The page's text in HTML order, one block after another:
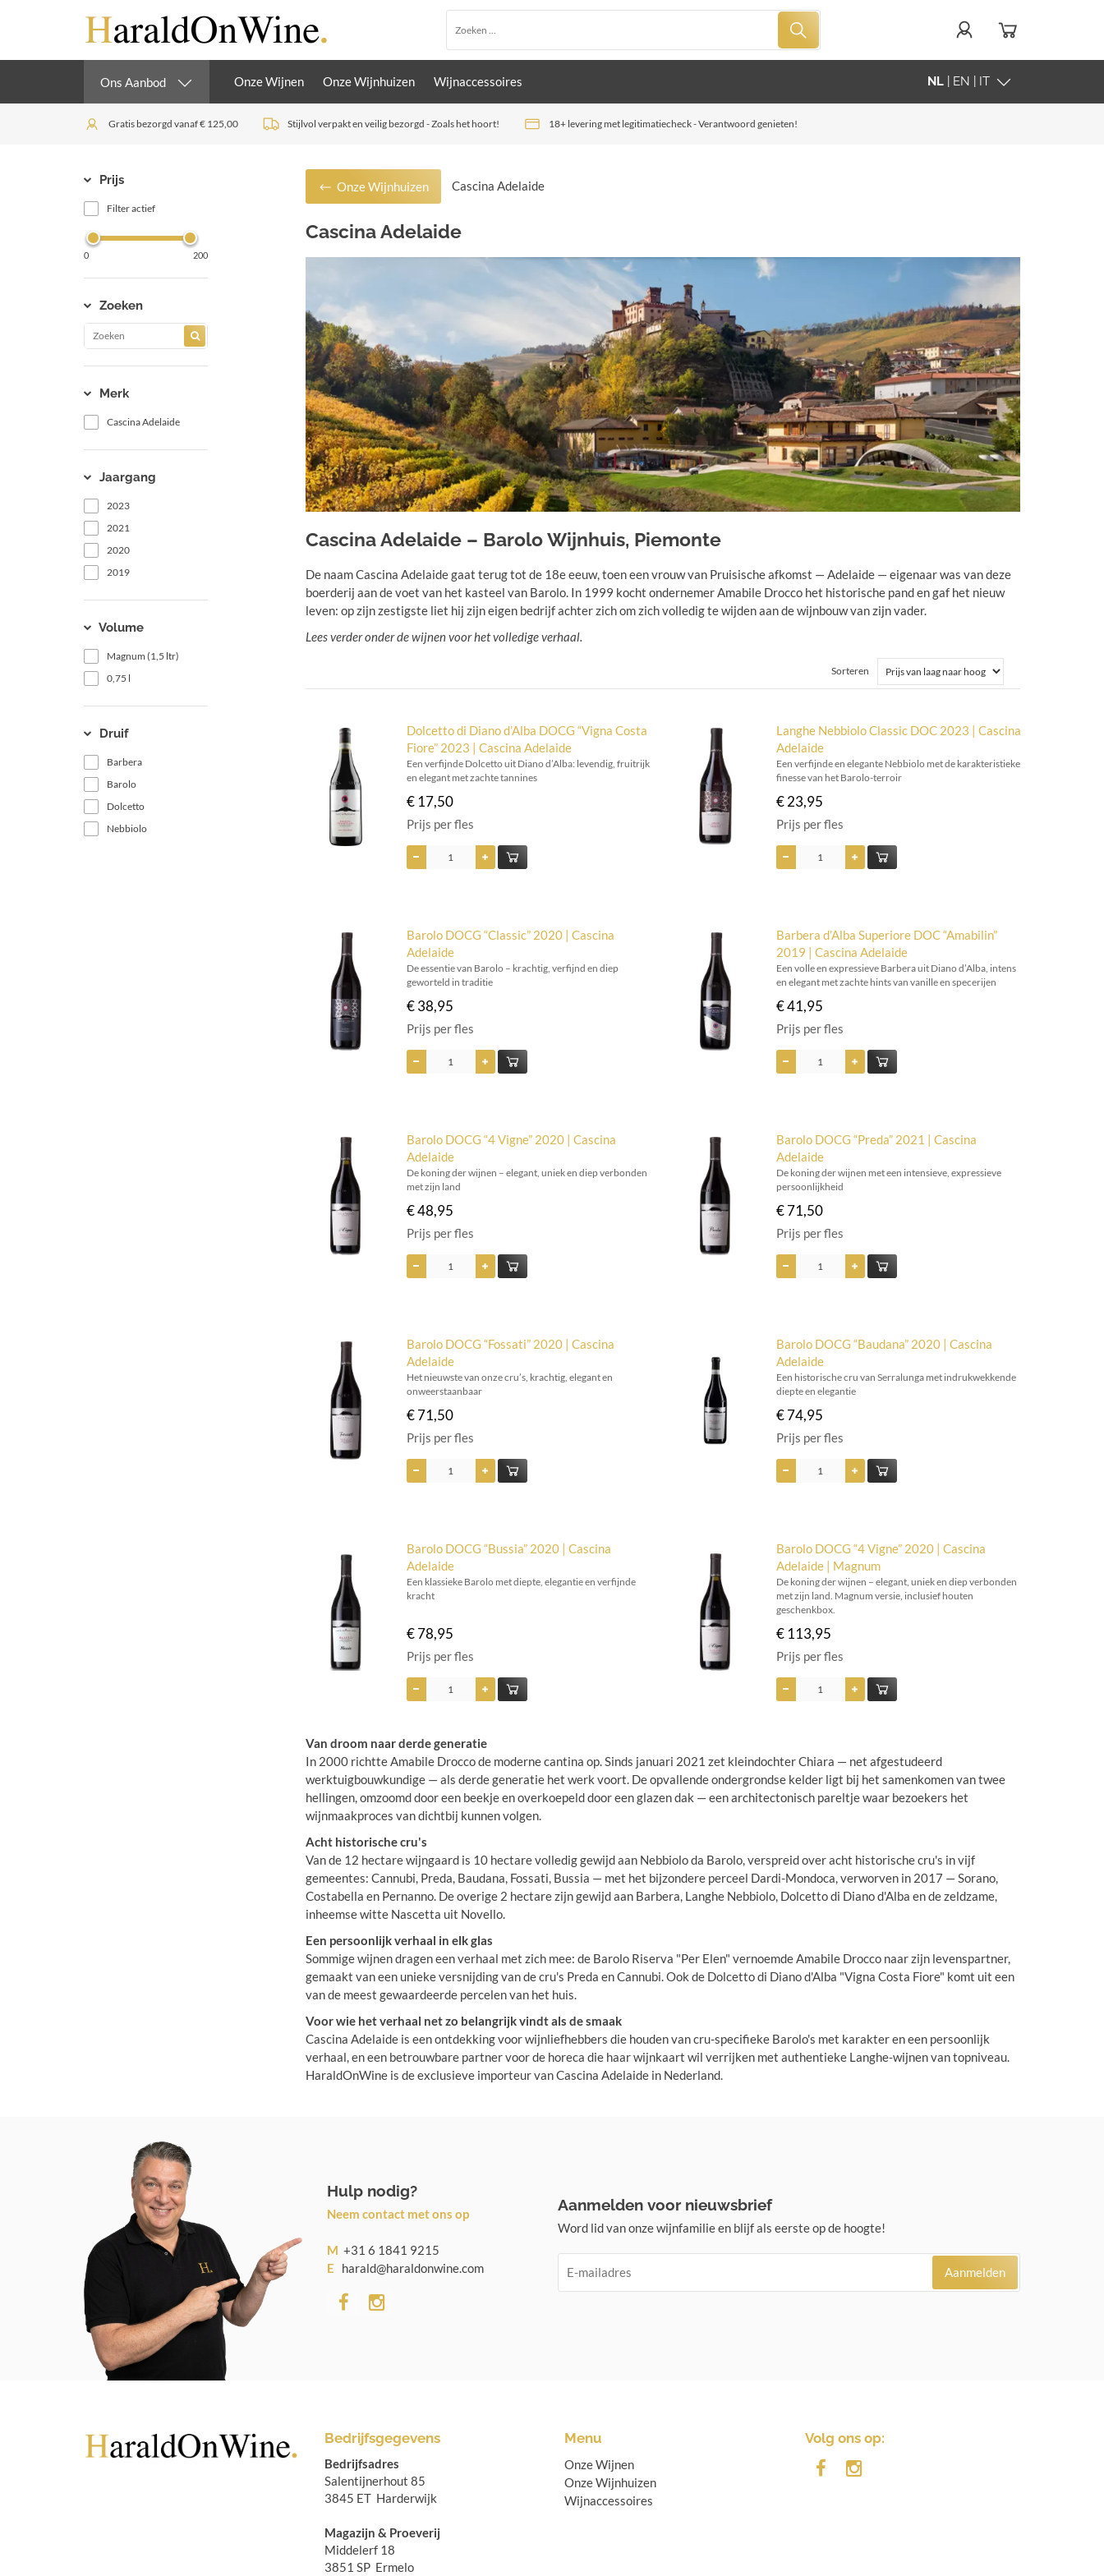
Ons Aanbod Onze Wijnen Onze Wijnhuizen Wijnaccessoires NL | EN | IT
Gratis bezorgd vanaf € 125,00 Stijlvol verpakt en veilig bezorgd - Zoals het hoort! 18+ levering met legitimatiecheck - Verantwoord genieten!
Prijs
Filter actief
0 200
Zoeken
Merk
Cascina Adelaide
Jaargang
2023
2021
2020
2019
Volume
Magnum (1,5 ltr)
0,75 l
Druif
Barbera
Barolo
Dolcetto
Nebbiolo
Onze Wijnhuizen Cascina Adelaide
Cascina Adelaide
Cascina Adelaide – Barolo Wijnhuis, Piemonte
De naam Cascina Adelaide gaat terug tot de 18e eeuw, toen een vrouw van Pruisische afkomst — Adelaide — eigenaar was van deze
boerderij aan de voet van het kasteel van Barolo. In 1999 kocht ondernemer Amabile Drocco het historische pand en gaf het nieuw
leven: op zijn zestigste liet hij zijn eigen bedrijf achter zich om zich volledig te wijden aan de wijnbouw van zijn vader.
Lees verder onder de wijnen voor het volledige verhaal.
Sorteren
Dolcetto di Diano d’Alba DOCG “Vigna Costa
Fiore” 2023 | Cascina Adelaide
Een verfijnde Dolcetto uit Diano d’Alba: levendig, fruitrijk
en elegant met zachte tannines
€ 17,50
Prijs per fles
Langhe Nebbiolo Classic DOC 2023 | Cascina
Adelaide
Een verfijnde en elegante Nebbiolo met de karakteristieke
finesse van het Barolo-terroir
€ 23,95
Prijs per fles
Barolo DOCG “Classic” 2020 | Cascina
Adelaide
De essentie van Barolo – krachtig, verfijnd en diep
geworteld in traditie
€ 38,95
Prijs per fles
Barbera d’Alba Superiore DOC “Amabilin”
2019 | Cascina Adelaide
Een volle en expressieve Barbera uit Diano d’Alba, intens
en elegant met zachte hints van vanille en specerijen
€ 41,95
Prijs per fles
Barolo DOCG “4 Vigne” 2020 | Cascina
Adelaide
De koning der wijnen – elegant, uniek en diep verbonden
met zijn land
€ 48,95
Prijs per fles
Barolo DOCG “Preda” 2021 | Cascina
Adelaide
De koning der wijnen met een intensieve, expressieve
persoonlijkheid
€ 71,50
Prijs per fles
Barolo DOCG “Fossati” 2020 | Cascina
Adelaide
Het nieuwste van onze cru’s, krachtig, elegant en
onweerstaanbaar
€ 71,50
Prijs per fles
Barolo DOCG “Baudana” 2020 | Cascina
Adelaide
Een historische cru van Serralunga met indrukwekkende
diepte en elegantie
€ 74,95
Prijs per fles
Barolo DOCG “Bussia” 2020 | Cascina
Adelaide
Een klassieke Barolo met diepte, elegantie en verfijnde
kracht
€ 78,95
Prijs per fles
Barolo DOCG “4 Vigne” 2020 | Cascina
Adelaide | Magnum
De koning der wijnen – elegant, uniek en diep verbonden
met zijn land. Magnum versie, inclusief houten
geschenkbox.
€ 113,95
Prijs per fles
Van droom naar derde generatie
In 2000 richtte Amabile Drocco de moderne cantina op. Sinds januari 2021 zet kleindochter Chiara — net afgestudeerd
werktuigbouwkundige — als derde generatie het werk voort. De opvallende ondergrondse kelder ligt bij het samenkomen van twee
hellingen, omzoomd door een beekje en overkoepeld door een glazen dak — een architectonisch pareltje waar bezoekers het
wijnmaakproces van dichtbij kunnen volgen.
Acht historische cru's
Van de 12 hectare wijngaard is 10 hectare volledig gewijd aan Nebbiolo da Barolo, verspreid over acht historische cru's in vijf
gemeentes: Cannubi, Preda, Baudana, Fossati, Bussia — met het bijzondere perceel Dardi-Mondoca, verworven in 2017 — Sorano,
Costabella en Pernanno. De overige 2 hectare zijn gewijd aan Barbera, Langhe Nebbiolo, Dolcetto di Diano d'Alba en de zeldzame,
inheemse witte Nascetta uit Novello.
Een persoonlijk verhaal in elk glas
Sommige wijnen dragen een verhaal met zich mee: de Barolo Riserva "Per Elen" vernoemde Amabile Drocco naar zijn levenspartner,
gemaakt van een unieke versnijding van de cru's Preda en Cannubi. Ook de Dolcetto di Diano d'Alba "Vigna Costa Fiore" komt uit een
van de meest gewaardeerde percelen van het huis.
Voor wie het verhaal net zo belangrijk vindt als de smaak
Cascina Adelaide is een ontdekking voor wijnliefhebbers die houden van cru-specifieke Barolo's met karakter en een persoonlijk
verhaal, en een betrouwbare partner voor de horeca die haar wijnkaart wil verrijken met authentieke Langhe-wijnen van topniveau.
HaraldOnWine is de exclusieve importeur van Cascina Adelaide in Nederland.
Hulp nodig?
Neem contact met ons op
M +31 6 1841 9215
E harald@haraldonwine.com
Aanmelden voor nieuwsbrief
Word lid van onze wijnfamilie en blijf als eerste op de hoogte!
Aanmelden
Menu
Onze Wijnen
Onze Wijnhuizen
Wijnaccessoires
Volg ons op:
Bedrijfsgegevens
Bedrijfsadres
Salentijnerhout 85
3845 ET Harderwijk
Magazijn & Proeverij
Middelerf 18
3851 SP Ermelo